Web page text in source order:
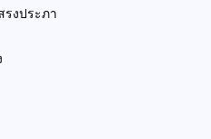
รงประภา